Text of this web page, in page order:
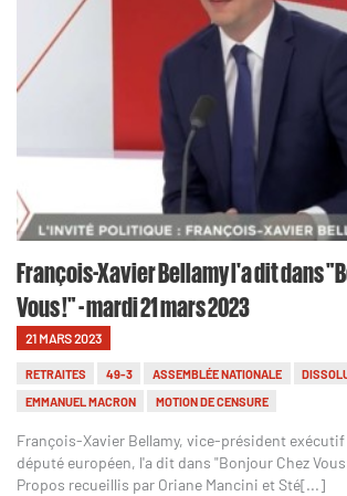
François-Xavier Bellamy l'a dit dans
Vous !" - mardi 21 mars 2023
21 MARS 2023
RETRAITES 49-3 ASSEMBLÉE NATIONALE
EMMANUEL MACRON
MOTION DE CENSURE
François-Xavier Bellamy, vice-président
député européen, l'a dit dans "Bonjour Chez
Propos recueillis par Oriane Mancini et Sté[...]